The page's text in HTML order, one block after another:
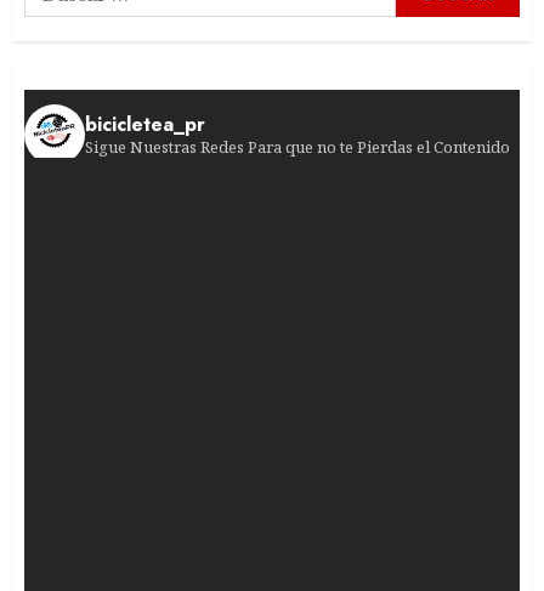
bicicletea_pr
Sigue Nuestras Redes Para que no te Pierdas el Contenido